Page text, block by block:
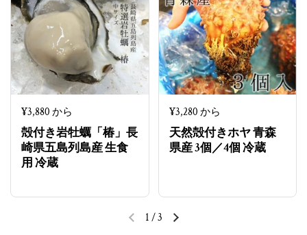
定価
¥3,880 から
殻付き岩牡蠣「椿」長
崎県五島列島産 生食
用 冷蔵
定価
¥3,280 から
天然殻付きホヤ 青森
県産 3個／4個 冷蔵
前のスライド次のスライド
1 /3